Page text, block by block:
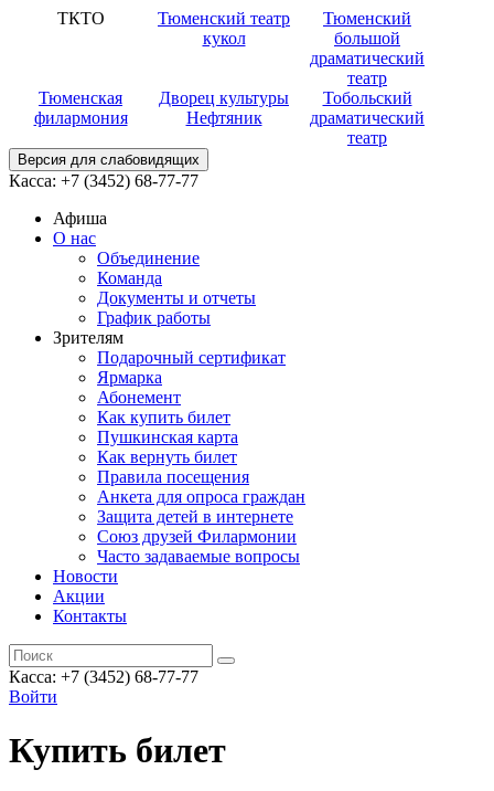
ТКТО
Тюменский театр
кукол
Тюменский
большой
драматический
театр
Тюменская
филармония
Дворец культуры
Нефтяник
Тобольский
драматический
театр
Версия для слабовидящих
Касса: +7 (3452) 68-77-77
Афиша
О нас
Объединение
Команда
Документы и отчеты
График работы
Зрителям
Подарочный сертификат
Ярмарка
Абонемент
Как купить билет
Пушкинская карта
Как вернуть билет
Правила посещения
Анкета для опроса граждан
Защита детей в интернете
Союз друзей Филармонии
Часто задаваемые вопросы
Новости
Акции
Контакты
Касса: +7 (3452) 68-77-77
Войти
Купить билет